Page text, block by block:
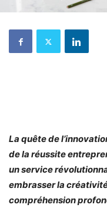
La quête de
de la réussite
un service
embrasser la
compréhension